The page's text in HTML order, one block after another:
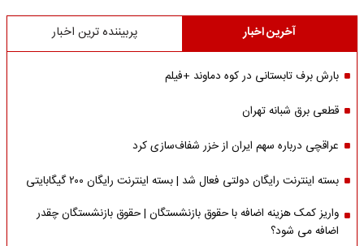
آخرین اخبار پربیننده ترین اخبار
بارش برف تابستانی در کوه دماوند +فیلم
قطعی برق شبانه تهران
عراقچی درباره سهم ایران از خزر شفاف‌سازی کرد
بسته اینترنت رایگان دولتی فعال شد | بسته اینترنت رایگان ۲۰۰ گیگابایتی
واریز کمک هزینه اضافه با حقوق بازنشستگان | حقوق بازنشستگان چقدر
اضافه می شود؟